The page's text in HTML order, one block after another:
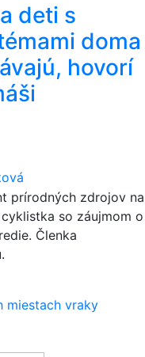
deti s
doma
hovorí
prírodných zdrojov na
so záujmom o
Členka
miestach vraky